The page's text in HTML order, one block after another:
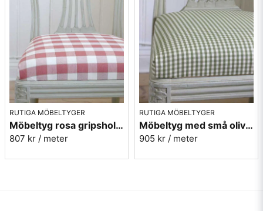
RUTIGA MÖBELTYGER
Möbeltyg rosa gripsholmsruta - Ekeby nr.31
807 kr / meter
RUTIGA MÖBELTYGER
Möbeltyg med små olivgröna rutor - Lill Ruta 278
905 kr / meter